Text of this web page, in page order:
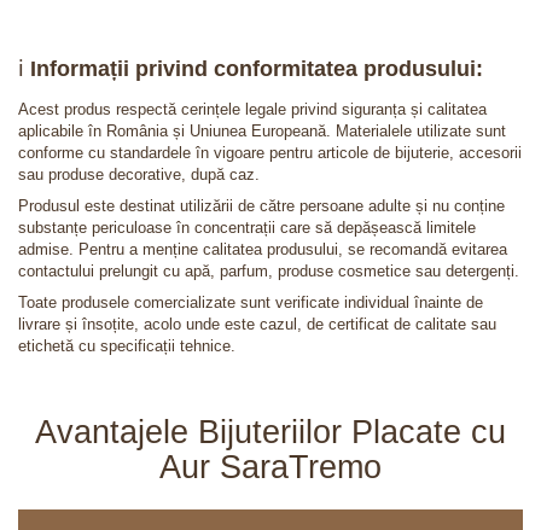
ℹ️ Informații privind conformitatea produsului:
Acest produs respectă cerințele legale privind siguranța și calitatea
aplicabile în România și Uniunea Europeană. Materialele utilizate sunt
conforme cu standardele în vigoare pentru articole de bijuterie, accesorii
sau produse decorative, după caz.
Produsul este destinat utilizării de către persoane adulte și nu conține
substanțe periculoase în concentrații care să depășească limitele
admise. Pentru a menține calitatea produsului, se recomandă evitarea
contactului prelungit cu apă, parfum, produse cosmetice sau detergenți.
Toate produsele comercializate sunt verificate individual înainte de
livrare și însoțite, acolo unde este cazul, de certificat de calitate sau
etichetă cu specificații tehnice.
Avantajele Bijuteriilor Placate cu
Aur SaraTremo